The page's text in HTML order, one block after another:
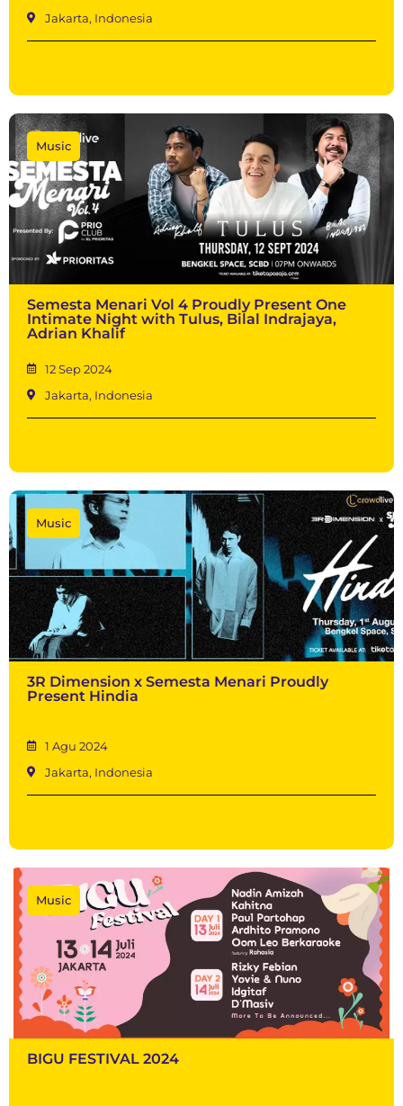
Jakarta, Indonesia
Music
Semesta Menari Vol 4 Proudly Present One
Intimate Night with Tulus, Bilal Indrajaya,
Adrian Khalif
12 Sep 2024
Jakarta, Indonesia
Music
3R Dimension x Semesta Menari Proudly
Present Hindia
1 Agu 2024
Jakarta, Indonesia
Music
BIGU FESTIVAL 2024